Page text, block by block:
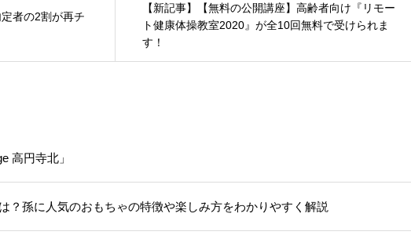
者の2割が再チ
【新記事】【無料の公開講座】高齢者向け『リモー
ト健康体操教室2020』が全10回無料で受けられま
す！
高円寺北」
？孫に人気のおもちゃの特徴や楽しみ方をわかりやすく解説